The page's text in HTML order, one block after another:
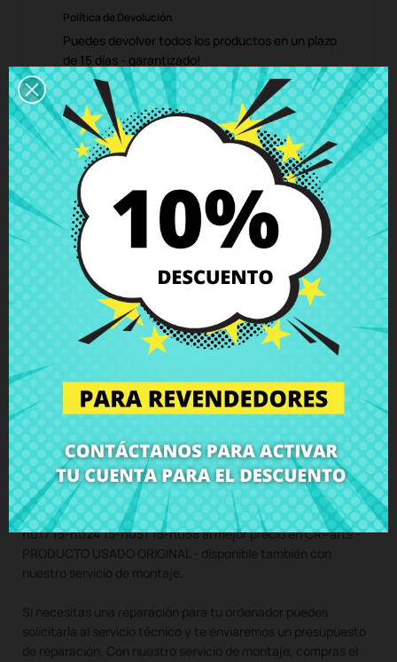
Política de Devolución
Puedes devolver todos los productos en un plazo
de 15 días - garantizado!
Detalles del producto
Grados
Comentarios
Cable Flex Video HP 15-n001 15-n006
15-n012 15-n017 15-n024 15-n051 15-
n058
CompraCable Flex Video HP 15-n001 15-n006 15-n012 15-
n017 15-n024 15-n051 15-n058al mejor precio en CRParts -
PRODUCTO USADO ORIGINAL - disponible también con
nuestro servicio de montaje.
Si necesitas una reparación para tu ordenador puedes
solicitarla al servicio técnico y te enviaremos un presupuesto
de reparación. Con nuestro servicio de montaje, compras el